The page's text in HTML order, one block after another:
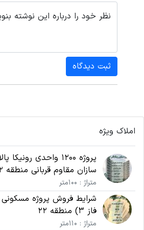
نظر خود را درباره این نوشته
ثبت دیدگاه
املاک ویژه
پروژه 1200 واحدی
سازان مقاوم قربانی منطقه 22
متراژ : 100متر
شرایط فروش پروژه
فاز 3) منطقه 22
متراژ : 110متر